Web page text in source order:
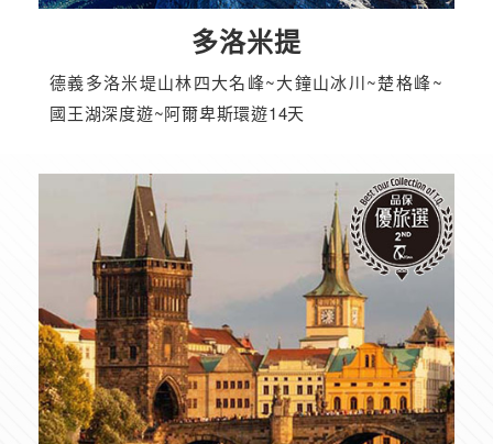
多洛米提
德義多洛米堤山林四大名峰~大鐘山冰川~楚格峰~
國王湖深度遊~阿爾卑斯環遊14天